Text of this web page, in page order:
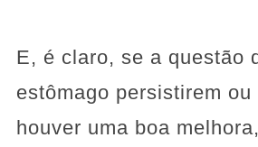
E, é claro, se a questão
estômago persistirem ou
houver uma boa